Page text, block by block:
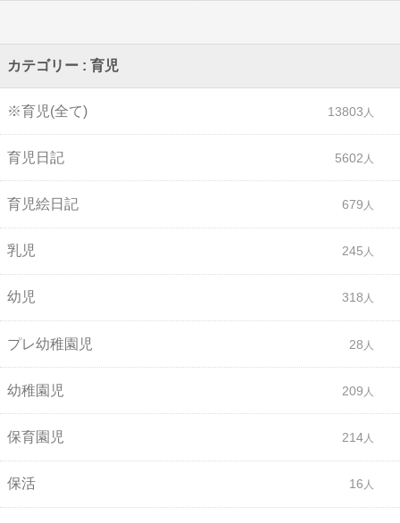
カテゴリー : 育児
※育児(全て) 13803
育児日記 5602
育児絵日記 679
乳児 245
幼児 318
プレ幼稚園児 28
幼稚園児 209
保育園児 214
保活 16